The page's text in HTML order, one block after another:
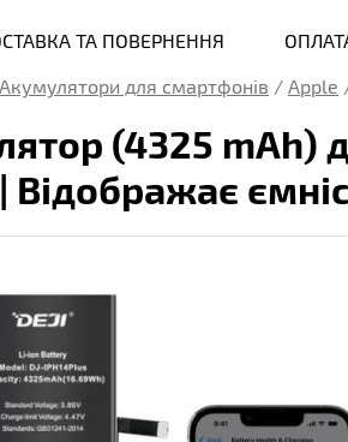
ТА ПОВЕРНЕННЯ
Акумулятори для смартфонів / Apple
(4325 mAh)
Відображає